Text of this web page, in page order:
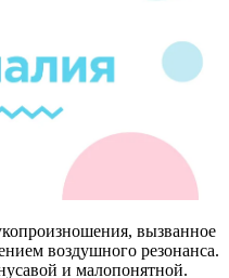
вызванное
воздушного резонанса.
и малопонятной.